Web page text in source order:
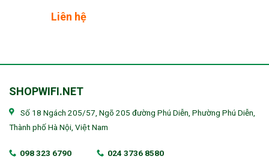
Liên hệ
SHOPWIFI.NET
Số 18 Ngách 205/57, Ngõ 205 đường Phú Diễn, Phường Phú Diễn,
Thành phố Hà Nội, Việt Nam
098 323 6790 024 3736 8580